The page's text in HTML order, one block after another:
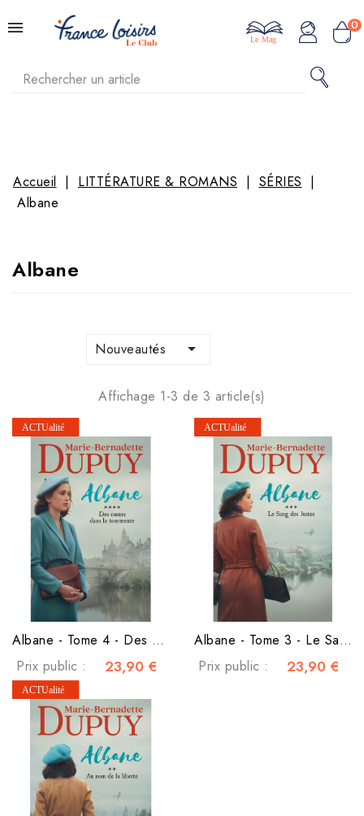
0
Le Mag
Accueil LITTÉRATURE & ROMANS
SÉRIES
Albane
Albane
Nouveautés 
Affichage 1-3 de 3 article(s)
Albane - Tome 4 - Des cœurs dans la tourmente
Prix public :
23,90 €
Albane - Tome 3 - Le Sang des Justes
Prix public :
23,90 €